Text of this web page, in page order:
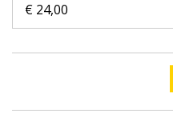
€ 24,00